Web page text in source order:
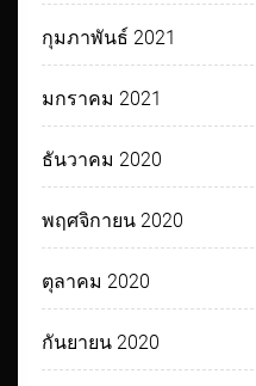
กุมภาพันธ์ 2021
มกราคม 2021
ธันวาคม 2020
พฤศจิกายน 2020
ตุลาคม 2020
กันยายน 2020